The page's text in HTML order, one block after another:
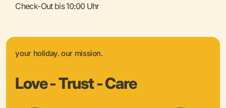
Check-Out bis 10:00 Uhr
your holiday. our mission.
Love - Trust - Care